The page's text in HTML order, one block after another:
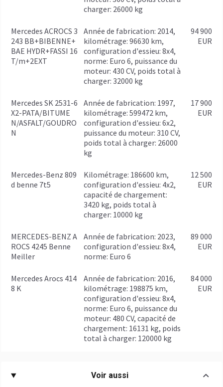
charger: 26000 kg
Mercedes ACROCS 3
243 BB+BIBENNE+
BAE HYDR+FASSI 16
T/m+2EXT
année de fabrication: 2014,
kilométrage: 96630 km,
configuration d'essieu: 8x4,
norme: Euro 6, puissance du
moteur: 430 CV, poids total à
charger: 32000 kg
94 900
EUR
Mercedes SK 2531-6
X2-PATA/BITUME
N/ASFALT/GOUDRO
N
année de fabrication: 1997,
kilométrage: 599472 km,
configuration d'essieu: 6x2,
puissance du moteur: 310 CV,
poids total à charger: 26000
kg
17 900
EUR
Mercedes-Benz 809
d benne 7t5
kilométrage: 186600 km,
configuration d'essieu: 4x2,
capacité de chargement:
3420 kg, poids total à
charger: 10000 kg
12 500
EUR
MERCEDES-BENZ A
ROCS 4245 Benne
Meiller
année de fabrication: 2023,
configuration d'essieu: 8x4,
norme: Euro 6
89 000
EUR
Mercedes Arocs 414
8 K
année de fabrication: 2016,
kilométrage: 198875 km,
configuration d'essieu: 8x4,
norme: Euro 6, puissance du
moteur: 480 CV, capacité de
chargement: 16131 kg, poids
total à charger: 120000 kg
84 000
EUR
Voir aussi